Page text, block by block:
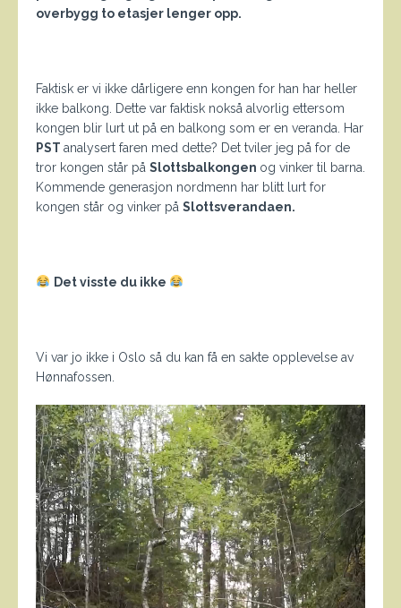
overbygg to etasjer lenger opp.
Faktisk er vi ikke dårligere enn kongen for han har heller
ikke balkong. Dette var faktisk nokså alvorlig ettersom
kongen blir lurt ut på en balkong som er en veranda. Har
PST analysert faren med dette? Det tviler jeg på for de
tror kongen står på Slottsbalkongen og vinker til barna.
Kommende generasjon nordmenn har blitt lurt for
kongen står og vinker på Slottsverandaen.
Det visste du ikke
Vi var jo ikke i Oslo så du kan få en sakte opplevelse av
Hønnafossen.
Videoavspiller